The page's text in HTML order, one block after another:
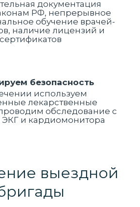
документация
РФ, непрерывное
обучение врачей-
наличие лицензий и
сертификатов
безопасность
используем
лекарственные
обследование с
и кардиомонитора
выездной